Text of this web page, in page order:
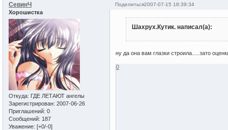
Поделиться2007-07-15 18:39:34
СевинЧ
Хорошистка
Откуда: ГДЕ ЛЕТАЮТ ангелы
Зарегистрирован: 2007-06-26
Приглашений: 0
Сообщений: 187
Уважение: [+0/-0]
Шахрух.Кутик. написал(а):
ну да она вам глазки строила.....зато
0